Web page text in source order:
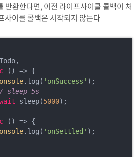
환한다면, 이전 라이프사이클 콜백이 처
사이클 콜백은 시작되지 않는다
() => {
.log( 'onSuccess' );
sleep 5s
sleep(5000);
() => {
.log( 'onSettled' );